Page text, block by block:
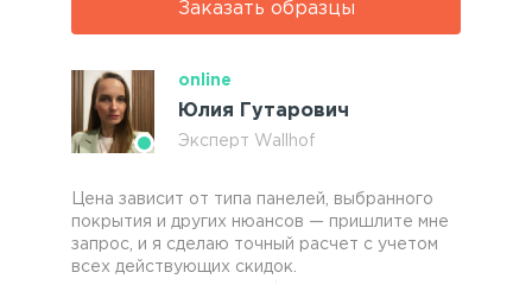
Заказать образцы
online
Юлия Гутарович
Эксперт Wallhof
Цена зависит от типа панелей, выбранного
покрытия и других нюансов — пришлите мне
запрос, и я сделаю точный расчет с учетом
всех действующих скидок.